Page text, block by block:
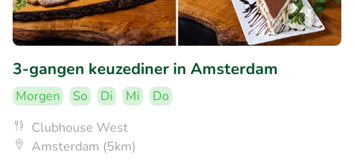
3-gangen keuzediner in Amsterdam
Morgen So Di Mi
Do
Clubhouse West
Amsterdam (5km)